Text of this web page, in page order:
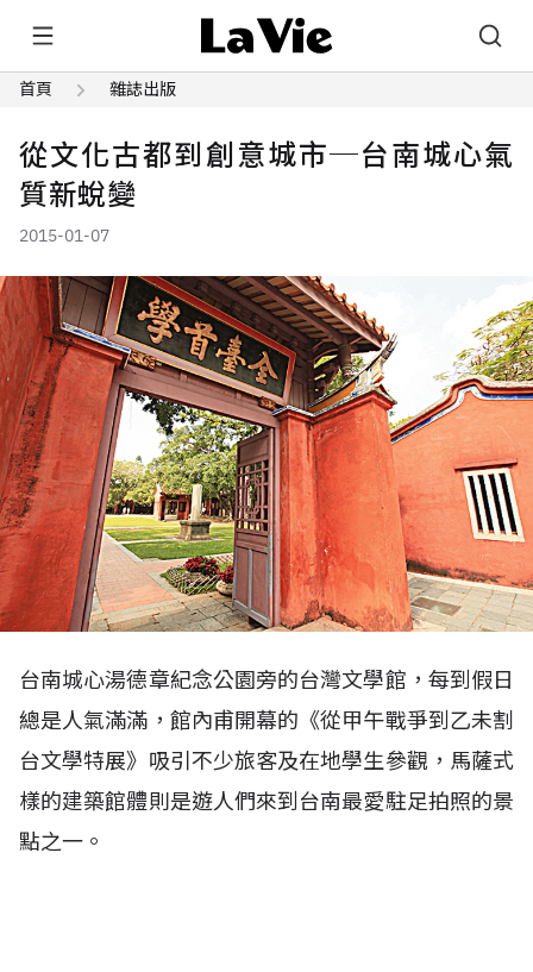
首頁 雜誌出版
從文化古都到創意城市─台南城心氣
質新蛻變
2015-01-07
台南城心湯德章紀念公園旁的台灣文學館，每到假日
總是人氣滿滿，館內甫開幕的《從甲午戰爭到乙未割
台文學特展》吸引不少旅客及在地學生參觀，馬薩式
樣的建築館體則是遊人們來到台南最愛駐足拍照的景
點之一。